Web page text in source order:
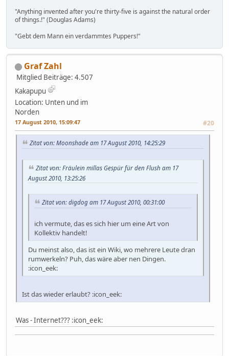
"Anything invented after you're thirty-five is against the natural order
of things.!" (Douglas Adams)
"Gebt dem Mann ein verdammtes Puppers!"
Graf Zahl
Mitglied Beiträge: 4.507
Kakapupu
Location: Unten und im
Norden
17 August 2010, 15:09:47 #20
Zitat von: Moonshade am 17 August 2010, 14:25:29
Zitat von: Fräulein millas Gespür für den Flush am 17
August 2010, 13:25:26
Zitat von: digdog am 17 August 2010, 00:31:00
ich vermute, das es sich hier um eine Art von
Kollektiv handelt!
Du meinst also, das ist ein Wiki, wo mehrere Leute dran
rumwerkeln? Puh, das wäre aber nen Dingen.
:icon_eek:
Ist das wieder erlaubt? :icon_eek:
Was - Internet??? :icon_eek: